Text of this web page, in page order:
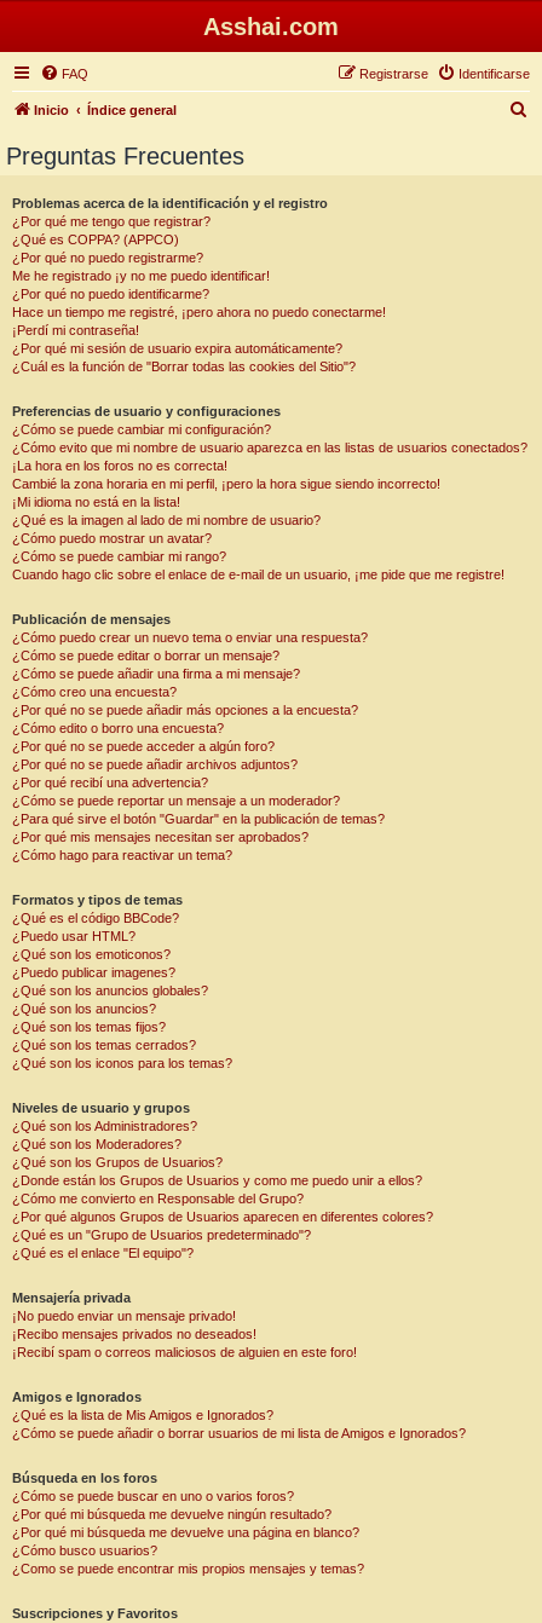
Asshai.com
FAQ Identificarse
Registrarse
Inicio Índice general
Preguntas Frecuentes
Problemas acerca de la identificación y el registro
¿Por qué me tengo que registrar?
¿Qué es COPPA? (APPCO)
¿Por qué no puedo registrarme?
Me he registrado ¡y no me puedo identificar!
¿Por qué no puedo identificarme?
Hace un tiempo me registré, ¡pero ahora no puedo conectarme!
¡Perdí mi contraseña!
¿Por qué mi sesión de usuario expira automáticamente?
¿Cuál es la función de "Borrar todas las cookies del Sitio"?
Preferencias de usuario y configuraciones
¿Cómo se puede cambiar mi configuración?
¿Cómo evito que mi nombre de usuario aparezca en las listas de usuarios conectados?
¡La hora en los foros no es correcta!
Cambié la zona horaria en mi perfil, ¡pero la hora sigue siendo incorrecto!
¡Mi idioma no está en la lista!
¿Qué es la imagen al lado de mi nombre de usuario?
¿Cómo puedo mostrar un avatar?
¿Cómo se puede cambiar mi rango?
Cuando hago clic sobre el enlace de e-mail de un usuario, ¡me pide que me registre!
Publicación de mensajes
¿Cómo puedo crear un nuevo tema o enviar una respuesta?
¿Cómo se puede editar o borrar un mensaje?
¿Cómo se puede añadir una firma a mi mensaje?
¿Cómo creo una encuesta?
¿Por qué no se puede añadir más opciones a la encuesta?
¿Cómo edito o borro una encuesta?
¿Por qué no se puede acceder a algún foro?
¿Por qué no se puede añadir archivos adjuntos?
¿Por qué recibí una advertencia?
¿Cómo se puede reportar un mensaje a un moderador?
¿Para qué sirve el botón "Guardar" en la publicación de temas?
¿Por qué mis mensajes necesitan ser aprobados?
¿Cómo hago para reactivar un tema?
Formatos y tipos de temas
¿Qué es el código BBCode?
¿Puedo usar HTML?
¿Qué son los emoticonos?
¿Puedo publicar imagenes?
¿Qué son los anuncios globales?
¿Qué son los anuncios?
¿Qué son los temas fijos?
¿Qué son los temas cerrados?
¿Qué son los iconos para los temas?
Niveles de usuario y grupos
¿Qué son los Administradores?
¿Qué son los Moderadores?
¿Qué son los Grupos de Usuarios?
¿Donde están los Grupos de Usuarios y como me puedo unir a ellos?
¿Cómo me convierto en Responsable del Grupo?
¿Por qué algunos Grupos de Usuarios aparecen en diferentes colores?
¿Qué es un "Grupo de Usuarios predeterminado"?
¿Qué es el enlace "El equipo"?
Mensajería privada
¡No puedo enviar un mensaje privado!
¡Recibo mensajes privados no deseados!
¡Recibí spam o correos maliciosos de alguien en este foro!
Amigos e Ignorados
¿Qué es la lista de Mis Amigos e Ignorados?
¿Cómo se puede añadir o borrar usuarios de mi lista de Amigos e Ignorados?
Búsqueda en los foros
¿Cómo se puede buscar en uno o varios foros?
¿Por qué mi búsqueda me devuelve ningún resultado?
¿Por qué mi búsqueda me devuelve una página en blanco?
¿Cómo busco usuarios?
¿Como se puede encontrar mis propios mensajes y temas?
Suscripciones y Favoritos